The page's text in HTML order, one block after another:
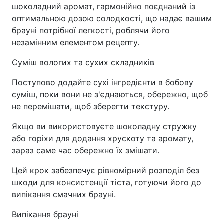
шоколадний аромат, гармонійно поєднаний із
оптимальною дозою солодкості, що надає вашим
брауні потрібної легкості, роблячи його
незамінним елементом рецепту.
Суміш вологих та сухих складників
Поступово додайте сухі інгредієнти в бобову
суміш, поки вони не з'єднаються, обережно, щоб
не перемішати, щоб зберегти текстуру.
Якщо ви використовуєте шоколадну стружку
або горіхи для додання хрускоту та аромату,
зараз саме час обережно їх змішати.
Цей крок забезпечує рівномірний розподіл без
шкоди для консистенції тіста, готуючи його до
випікання смачних брауні.
Випікання брауні